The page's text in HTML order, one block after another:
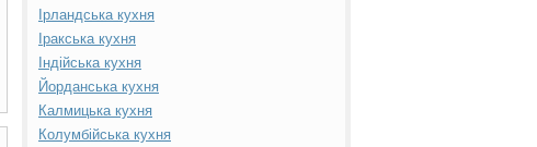
Ірландська кухня
Іракська кухня
Індійська кухня
Йорданська кухня
Калмицька кухня
Колумбійська кухня